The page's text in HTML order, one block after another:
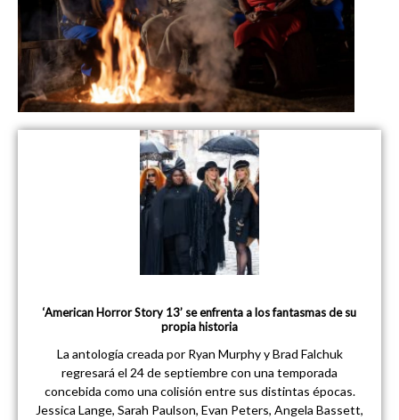
‘American Horror Story 13’ se enfrenta a los fantasmas de su
propia historia
La antología creada por Ryan Murphy y Brad Falchuk
regresará el 24 de septiembre con una temporada
concebida como una colisión entre sus distintas épocas.
Jessica Lange, Sarah Paulson, Evan Peters, Angela Bassett,